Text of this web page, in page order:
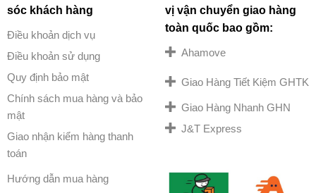
sóc khách hàng
Điều khoản dịch vụ
Điều khoản sử dụng
Quy định bảo mật
Chính sách mua hàng và bảo
mật
Giao nhận kiểm hàng thanh
toán
Hướng dẫn mua hàng
vị vận chuyển giao hàng
toàn quốc bao gồm:
Ahamove
Giao Hàng Tiết Kiệm GHTK
Giao Hàng Nhanh GHN
J&T Express